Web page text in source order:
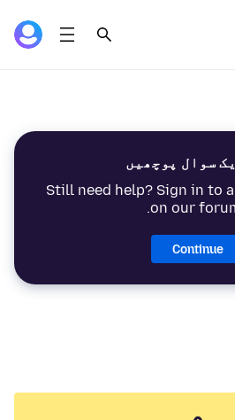
سوال پوچھیں
Still need help? Sign in to
on our
Continue